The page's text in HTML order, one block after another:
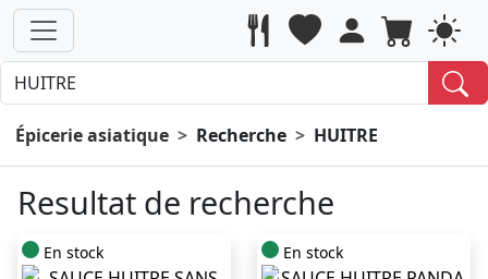
Épicerie asiatique Recherche HUITRE
Resultat de recherche
En stock En stock